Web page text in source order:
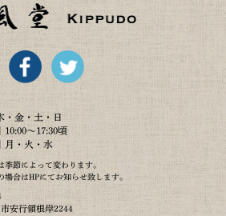
・金・土・日
10:00～17:30頃
月・火・水
節によって変わります。
合はHPにてお知らせ致します。
安行領根岸2244